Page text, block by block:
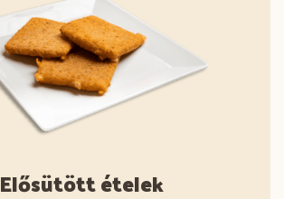
Elősütött ételek